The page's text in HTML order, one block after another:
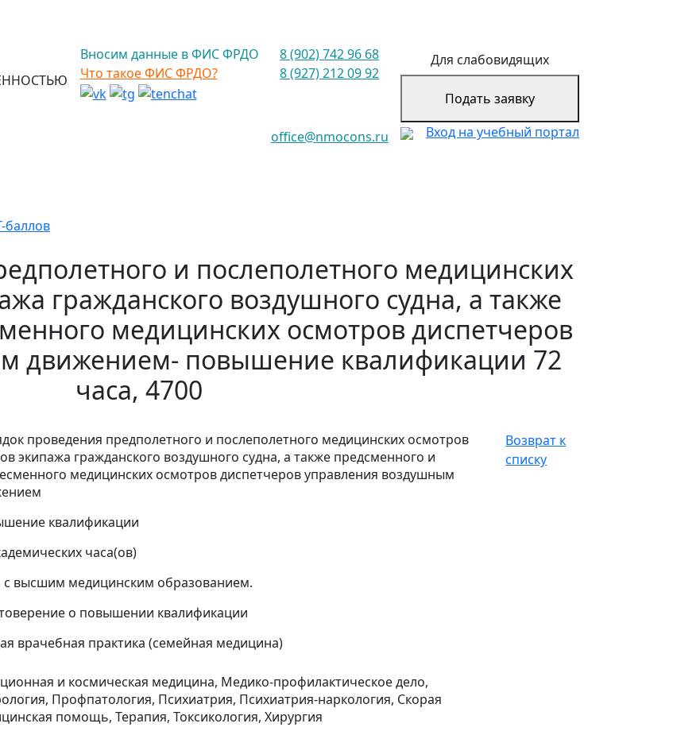
Вносим данные в ФИС ФРДО
Что такое ФИС ФРДО?
8 (902) 742 96 68
8 (927) 212 09 92
office@nmocons.ru
Для слабовидящих
Подать заявку
Вход на учебный портал
и послеполетного медицинских
гражданского воздушного судна, а также
медицинских осмотров диспетчеров
движением- повышение квалификации 72
часа, 4700
проведения предполетного и послеполетного медицинских осмотров
экипажа гражданского воздушного судна, а также предсменного и
медицинских осмотров диспетчеров управления воздушным
квалификации
часа(ов)
с высшим медицинским образованием.
о повышении квалификации
врачебная практика (семейная медицина)
и космическая медицина, Медико-профилактическое дело,
Профпатология, Психиатрия, Психиатрия-наркология, Скорая
помощь, Терапия, Токсикология, Хирургия
Возврат к
списку